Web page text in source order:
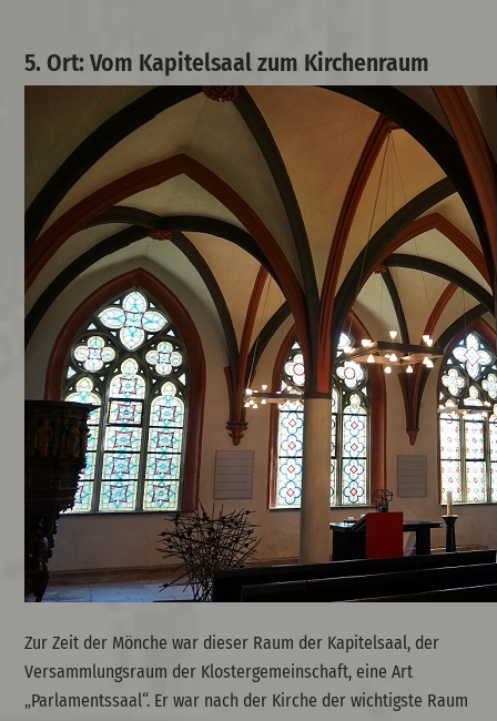
5. Ort: Vom Kapitelsaal zum Kirchenraum
Zur Zeit der Mönche war dieser Raum der Kapitelsaal, der
Versammlungsraum der Klostergemeinschaft, eine Art
„Parlamentssaal“. Er war nach der Kirche der wichtigste Raum